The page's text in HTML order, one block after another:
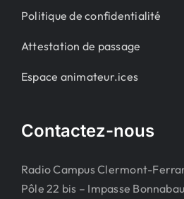
Politique de confidentialité
Attestation de passage
Espace animateur.ices
Contactez-nous
Radio Campus Clermont-
Pôle 22 bis – Impasse